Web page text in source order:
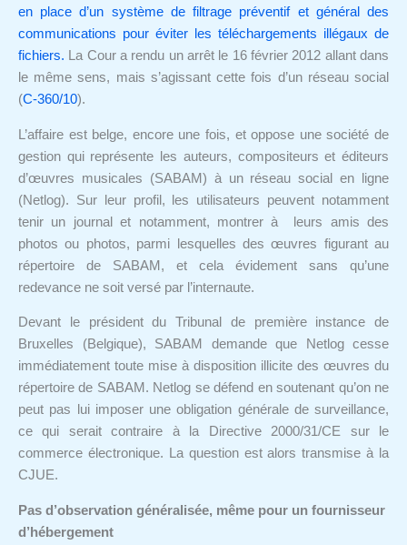
en place d’un système de filtrage préventif et général des
communications pour éviter les téléchargements illégaux de
fichiers. La Cour a rendu un arrêt le 16 février 2012 allant dans
le même sens, mais s’agissant cette fois d’un réseau social
(C-360/10).
L’affaire est belge, encore une fois, et oppose une société de
gestion qui représente les auteurs, compositeurs et éditeurs
d’œuvres musicales (SABAM) à un réseau social en ligne
(Netlog). Sur leur profil, les utilisateurs peuvent notamment
tenir un journal et notamment, montrer à leurs amis des
photos ou photos, parmi lesquelles des œuvres figurant au
répertoire de SABAM, et cela évidement sans qu’une
redevance ne soit versé par l’internaute.
Devant le président du Tribunal de première instance de
Bruxelles (Belgique), SABAM demande que Netlog cesse
immédiatement toute mise à disposition illicite des œuvres du
répertoire de SABAM. Netlog se défend en soutenant qu’on ne
peut pas lui imposer une obligation générale de surveillance,
ce qui serait contraire à la Directive 2000/31/CE sur le
commerce électronique. La question est alors transmise à la
CJUE.
Pas d’observation généralisée, même pour un fournisseur
d’hébergement